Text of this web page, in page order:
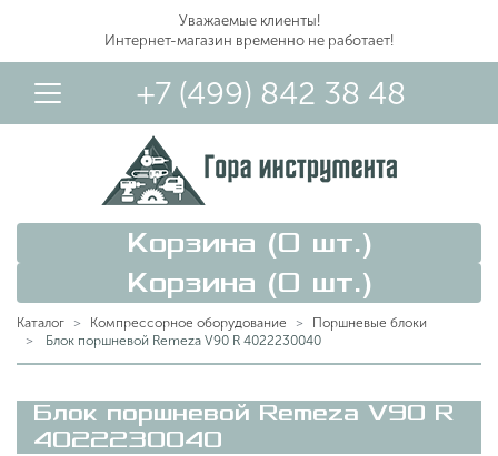
Уважаемые клиенты!
Интернет-магазин временно не работает!
+7 (499) 842 38 48
Вход в Личный Кабинет
Корзина (0 шт.)
Корзина (0 шт.)
Каталог Компрессорное оборудование
Поршневые блоки
Блок поршневой Remeza V90 R 4022230040
Блок поршневой Remeza V90 R
4022230040